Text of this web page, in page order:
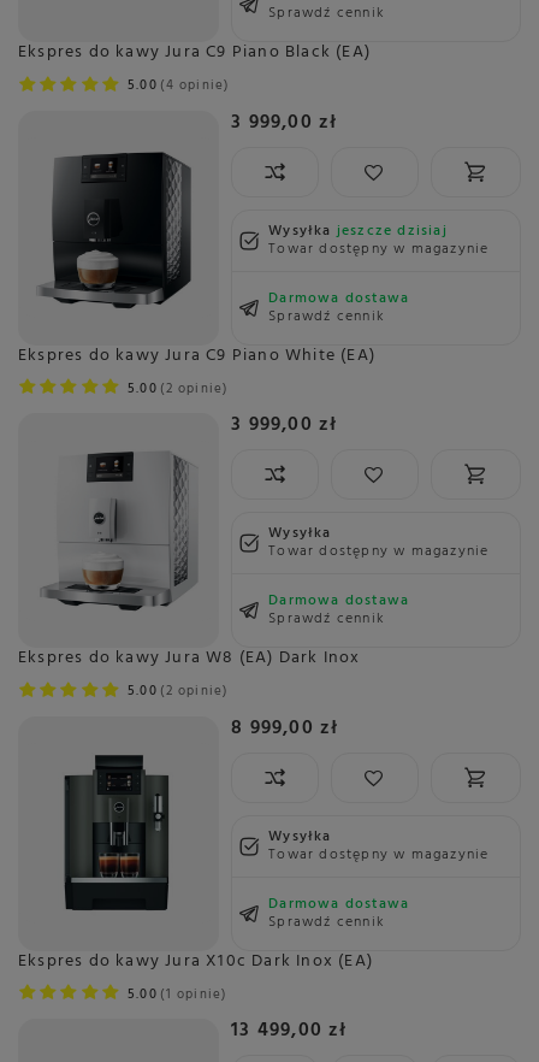
Sprawdź cennik
Ekspres do kawy Jura C9 Piano Black (EA)
5.00 4 opinie
3 999,00 zł
Wysyłkajeszcze dzisiaj
Towar dostępny w magazynie
Darmowa dostawa
Sprawdź cennik
Ekspres do kawy Jura C9 Piano White (EA)
5.00 2 opinie
3 999,00 zł
Wysyłka
Towar dostępny w magazynie
Darmowa dostawa
Sprawdź cennik
Ekspres do kawy Jura W8 (EA) Dark Inox
5.00 2 opinie
8 999,00 zł
Wysyłka
Towar dostępny w magazynie
Darmowa dostawa
Sprawdź cennik
Ekspres do kawy Jura X10c Dark Inox (EA)
5.00 1 opinie
13 499,00 zł